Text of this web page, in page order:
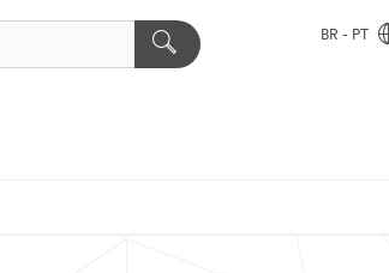
BR - PT